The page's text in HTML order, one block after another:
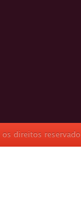
os direitos